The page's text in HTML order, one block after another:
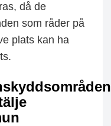
då de
som råder på
plats kan ha